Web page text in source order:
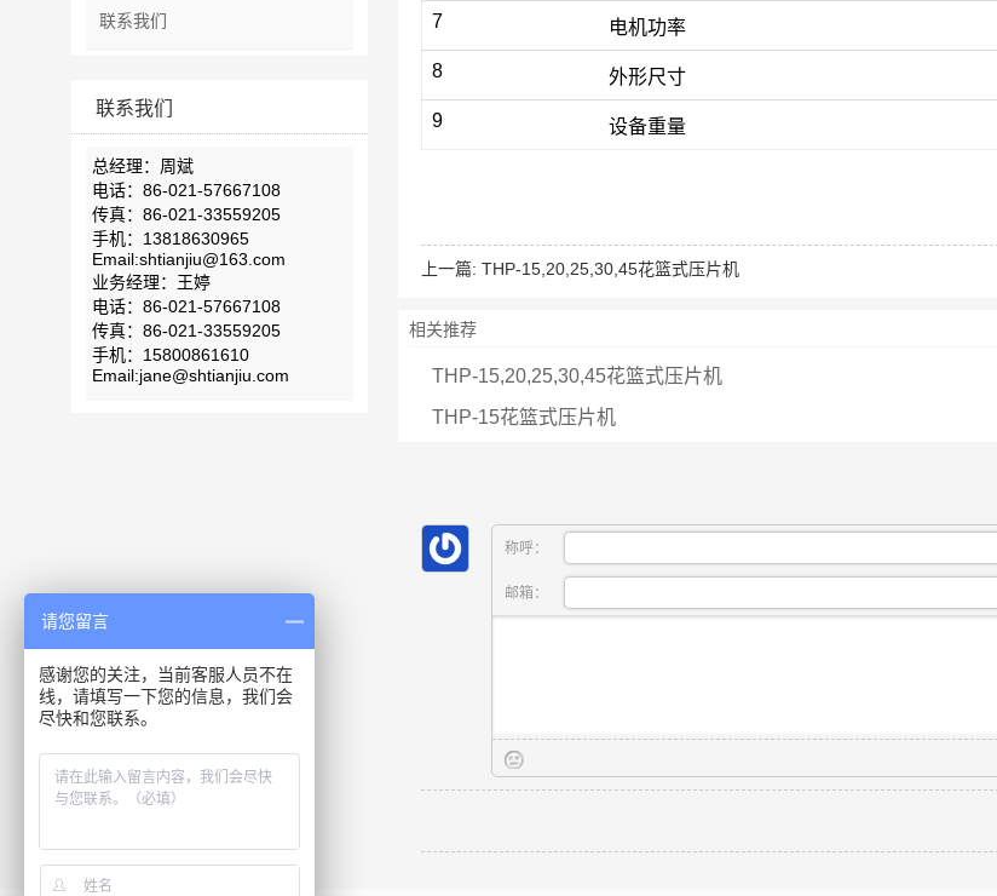
7 电机功率
8 外形尺寸
9 设备重量
上一篇: THP-15,20,25,30,45花篮式压片机
相关推荐
THP-15,20,25,30,45花篮式压片机
THP-15花篮式压片机
称呼：
邮箱：
联系我们
联系我们
总经理：周斌
电话：86-021-57667108
传真：86-021-33559205
手机：13818630965
Email:shtianjiu@163.com
业务经理：王婷
电话：86-021-57667108
传真：86-021-33559205
手机：15800861610
Email:jane@shtianjiu.com
请您留言
感谢您的关注，当前客服人员不在
线，请填写一下您的信息，我们会
尽快和您联系。